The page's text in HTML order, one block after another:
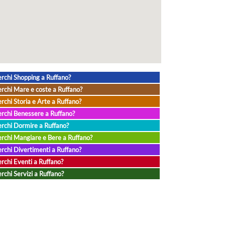
Shopping a Ruffano?
Mare e coste a Ruffano?
Storia e Arte a Ruffano?
Benessere a Ruffano?
Dormire a Ruffano?
Mangiare e Bere a Ruffano?
Divertimenti a Ruffano?
Eventi a Ruffano?
Servizi a Ruffano?